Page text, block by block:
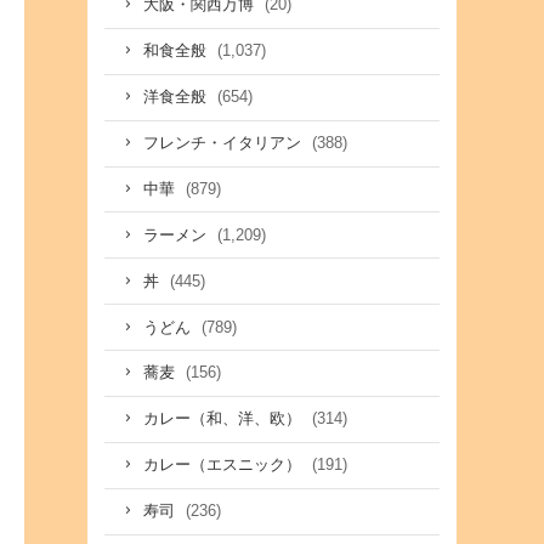
大阪・関西万博 (20)
和食全般 (1,037)
洋食全般 (654)
フレンチ・イタリアン (388)
中華 (879)
ラーメン (1,209)
丼 (445)
うどん (789)
蕎麦 (156)
カレー（和、洋、欧） (314)
カレー（エスニック） (191)
寿司 (236)